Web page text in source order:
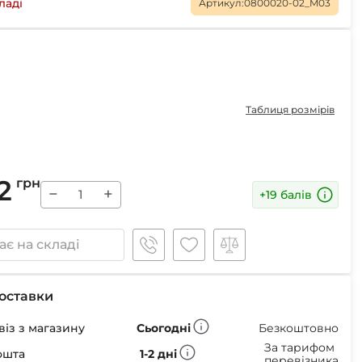
Пінцети для вилучення кліщів
Артикул:0800020-02_M03
Таблиця розмірів
грн
− + +19 балів
на складі
з магазину Сьогодні
Безкоштовно
1-2 дні
За тарифом